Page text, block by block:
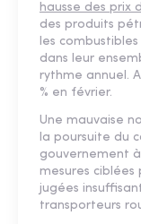
hausse des prix
des produits
les combustibles
dans leur
rythme annuel.
% en février.
Une mauvaise
la poursuite du
gouvernement
mesures ciblées
jugées
transporteurs